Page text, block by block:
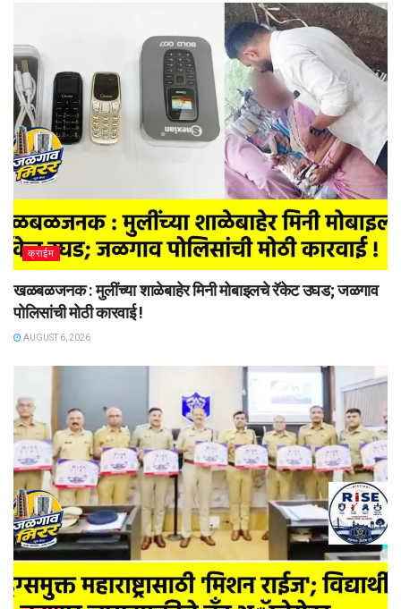
क्राईम
खळबळजनक : मुलींच्या शाळेबाहेर मिनी मोबाइलचे रॅकेट उघड; जळगाव
पोलिसांची मोठी कारवाई !
AUGUST 6, 2026